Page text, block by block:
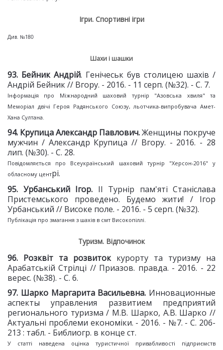
Ігри. Спортивні ігри
Див. №180
Шахи і шашки
93. Бейник Андрій. Генічеськ був столицею шахів /
Андрій Бейник // Вгору. - 2016. - 11 серп. (№32). - С. 7.
Інформація про Міжнародний шаховий турнір "Азовська хвиля" та
Меморіал двічі Героя Радянського Союзу, льотчика-випробувача Амет-
Хана Султана.
94. Крупица Александр Павлович.Женщины покруче
мужчин / Александр Крупица // Вгору. - 2016. - 28
лип. (№30). - С. 28.
Повідомляється про Всеукраїнський шаховий турнір "Херсон-2016" у
обласному центрі.
95. Урбанський Ігор. II Турнір пам'яті Станіслава
Пристемського проведено. Будемо жити! / Ігор
Урбанський // Високе поле. - 2016. - 5 серп. (№32).
Публікація про змагання з шахів в смт Високопіллі.
Туризм. Відпочинок
96. Розквіт та розвитоккурорту та туризму на
Арабатській Стрілці // Приазов. правда. - 2016. - 22
верес. (№38). - С. 6.
97. Шарко Маргарита Васильевна. Инновационные
аспекты управления развитием предприятий
регионального туризма / М.В. Шарко, А.В. Шарко //
Актуальні проблеми економіки. - 2016. - №7. - С. 206-
213 : табл. - Библиогр. в конце ст.
У статті наведена оцінка туристичної привабливості підприємств